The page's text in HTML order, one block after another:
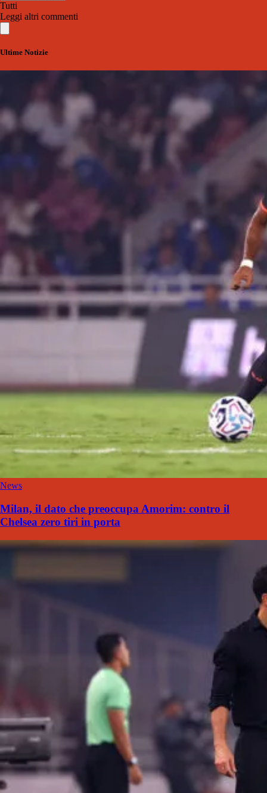
Tutti
Leggi altri commenti
Ultime Notizie
News
Milan, il dato che preoccupa Amorim: contro il
Chelsea zero tiri in porta